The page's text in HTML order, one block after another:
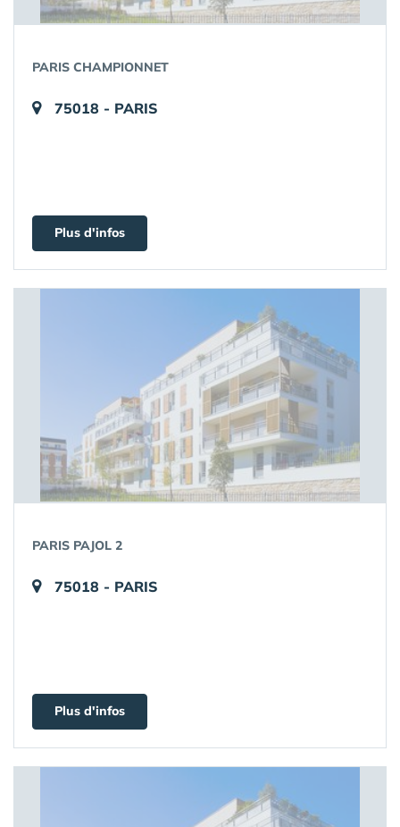
PARIS CHAMPIONNET
75018 - PARIS
Plus d'infos
PARIS PAJOL 2
75018 - PARIS
Plus d'infos